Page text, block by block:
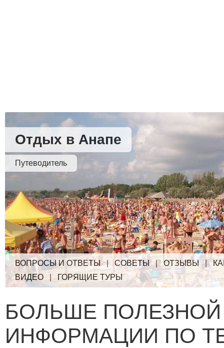
Отдых в Анапе
Путеводитель
ВОПРОСЫ И ОТВЕТЫ | СОВЕТЫ | ОТЗЫВЫ|
ВИДЕО
ГОРЯЩИЕ ТУРЫ
БОЛЬШЕ ПОЛЕЗНОЙ
ИНФОРМАЦИИ ПО